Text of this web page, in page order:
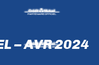
– AVR 2024